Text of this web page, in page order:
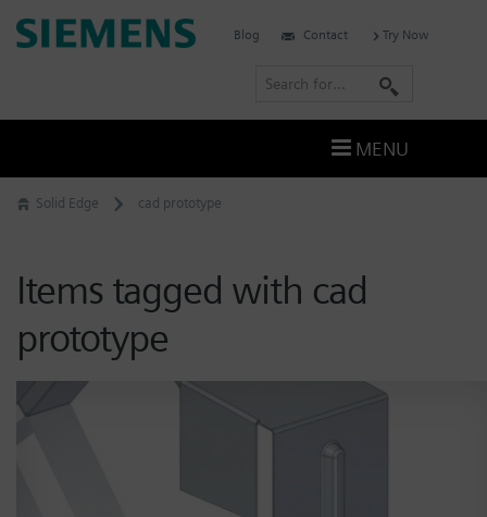
Skip
to
Solid Edge cad prototype
Items tagged with cad
prototype
Siemens
Blog Contact Try Now
r
MENU